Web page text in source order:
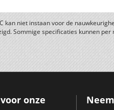
niet instaan voor de
Sommige specificaties kunnen per
onze